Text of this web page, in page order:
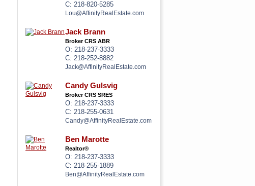
C: 218-820-5285
Lou@AffinityRealEstate.com
Jack Brann
Broker CRS ABR
O: 218-237-3333
C: 218-252-8882
Jack@AffinityRealEstate.com
Candy Gulsvig
Broker CRS SRES
O: 218-237-3333
C: 218-255-0631
Candy@AffinityRealEstate.com
Ben Marotte
Realtor®
O: 218-237-3333
C: 218-255-1889
Ben@AffinityRealEstate.com